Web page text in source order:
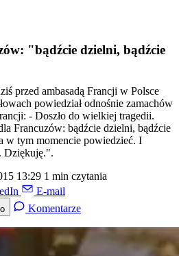
"bądźcie dzielni, bądźcie
przed ambasadą Francji w Polsce
powiedział odnośnie zamachów
- Doszło do wielkiej tragedii.
Francuzów: bądźcie dzielni, bądźcie
w tym momencie powiedzieć. I
Dziękuję.".
13:29 1 min czytania
E-mail
Komentarze